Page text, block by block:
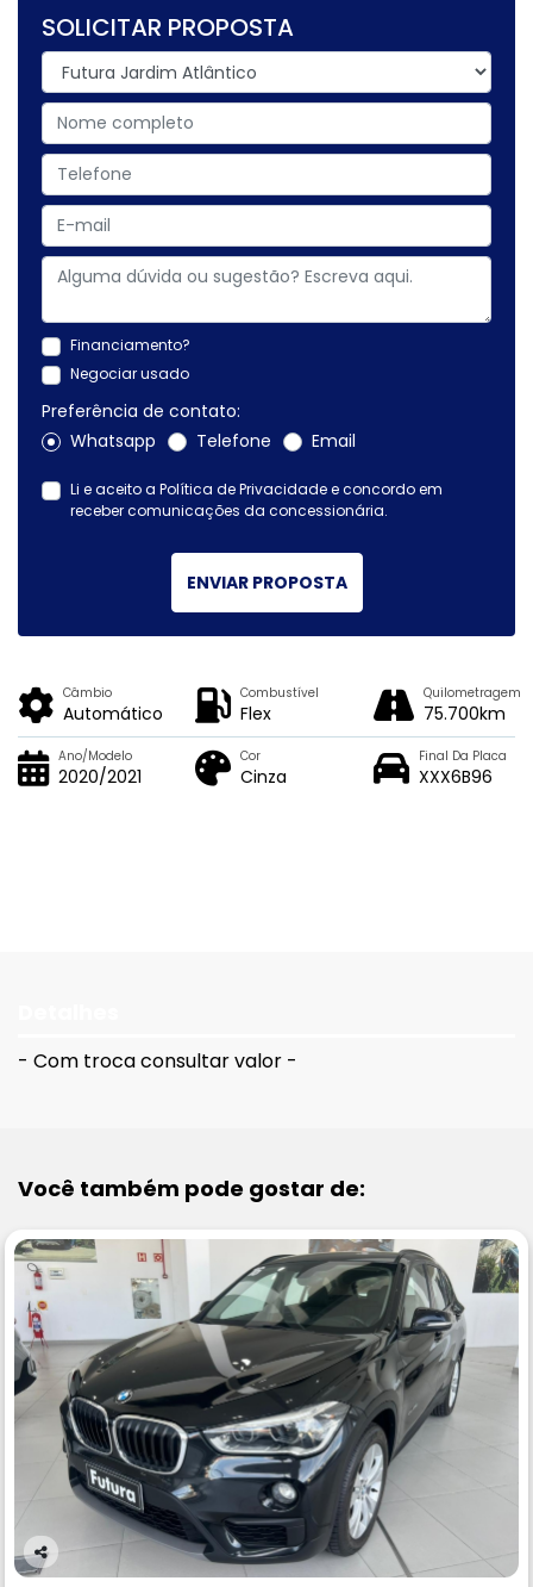
SOLICITAR PROPOSTA
Financiamento?
Negociar usado
Preferência de contato:
Whatsapp
Telefone Email
Li e aceito a Política de Privacidadee concordo em
receber comunicações da concessionária.
ENVIAR PROPOSTA
Câmbio
Automático
Combustível
Flex
Quilometragem
75.700km
Ano/Modelo
2020/2021
Cor
Cinza
Final Da Placa
XXX6B96
- Com troca consultar valor -
Você também pode gostar de:
Co